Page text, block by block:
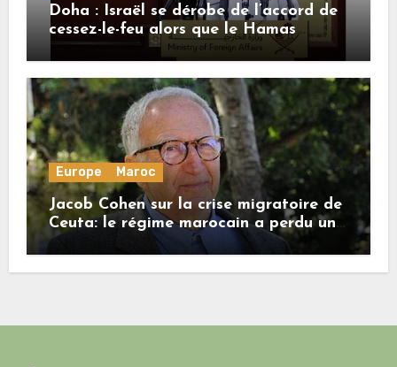
Doha : Israël se dérobe de l’accord de
cessez-le-feu alors que le Hamas
honore ses engagements
Europe Maroc
Jacob Cohen sur la crise migratoire de
Ceuta: le régime marocain a perdu une
bonne part de sa crédibilité vis-à-vis
de l’Union européenne